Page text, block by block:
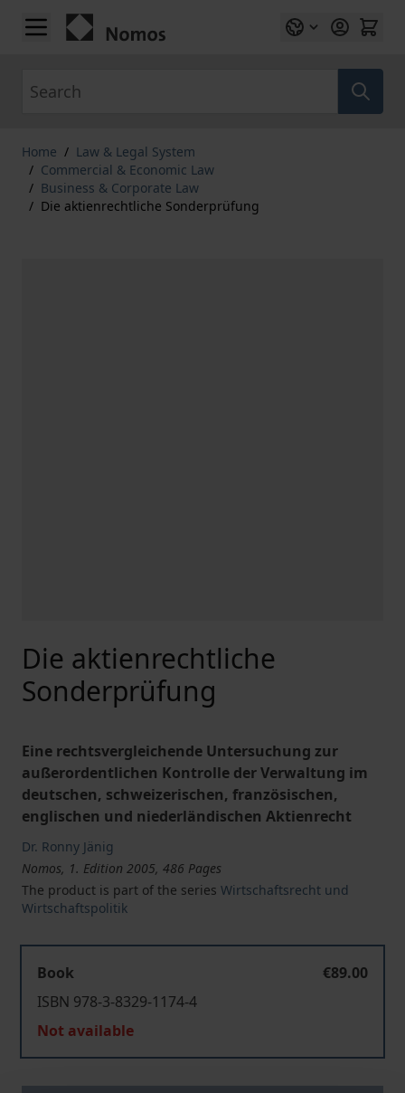
Skip to Content
Home / Law & Legal System
/ Commercial & Economic Law
/ Business & Corporate Law
/ Die aktienrechtliche Sonderprüfung
Die aktienrechtliche
Sonderprüfung
Eine rechtsvergleichende Untersuchung zur
außerordentlichen Kontrolle der Verwaltung im
deutschen, schweizerischen, französischen,
englischen und niederländischen Aktienrecht
Dr. Ronny Jänig
Nomos, 1. Edition 2005, 486 Pages
The product is part of the series Wirtschaftsrecht und
Wirtschaftspolitik
Book
€89.00
ISBN 978-3-8329-1174-4
Not available